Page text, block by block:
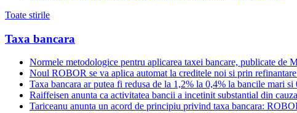
Toate stirile
Taxa bancara
Normele metodologice pentru aplicarea taxei bancare, publicate de
Noul ROBOR se va aplica automat la creditele noi si prin
Taxa bancara ar putea fi redusa de la 1,2% la 0,4% la bancile mari
Raiffeisen anunta ca activitatea bancii a incetinit substantial din
Tariceanu anunta un acord de principiu privind taxa bancara: